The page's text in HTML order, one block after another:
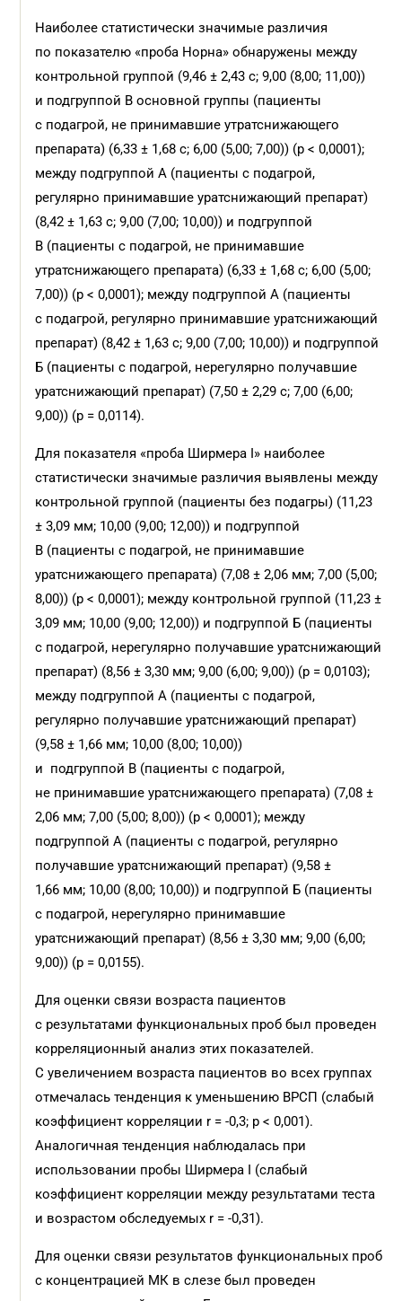
Наиболее статистически значимые различия
по показателю «проба Норна» обнаружены между
контрольной группой (9,46 ± 2,43 с; 9,00 (8,00; 11,00))
и подгруппой В основной группы (пациенты
с подагрой, не принимавшие утратснижающего
препарата) (6,33 ± 1,68 с; 6,00 (5,00; 7,00)) (p < 0,0001);
между подгруппой А (пациенты с подагрой,
регулярно принимавшие уратснижающий препарат)
(8,42 ± 1,63 с; 9,00 (7,00; 10,00)) и подгруппой
В (пациенты с подагрой, не принимавшие
утратснижающего препарата) (6,33 ± 1,68 с; 6,00 (5,00;
7,00)) (p < 0,0001); между подгруппой А (пациенты
с подагрой, регулярно принимавшие уратснижающий
препарат) (8,42 ± 1,63 с; 9,00 (7,00; 10,00)) и подгруппой
Б (пациенты с подагрой, нерегулярно получавшие
уратснижающий препарат) (7,50 ± 2,29 с; 7,00 (6,00;
9,00)) (р = 0,0114).
Для показателя «проба Ширмера I» наиболее
статистически значимые различия выявлены между
контрольной группой (пациенты без подагры) (11,23
± 3,09 мм; 10,00 (9,00; 12,00)) и подгруппой
В (пациенты с подагрой, не принимавшие
уратснижающего препарата) (7,08 ± 2,06 мм; 7,00 (5,00;
8,00)) (p < 0,0001); между контрольной группой (11,23 ±
3,09 мм; 10,00 (9,00; 12,00)) и подгруппой Б (пациенты
с подагрой, нерегулярно получавшие уратснижающий
препарат) (8,56 ± 3,30 мм; 9,00 (6,00; 9,00)) (р = 0,0103);
между подгруппой А (пациенты с подагрой,
регулярно получавшие уратснижающий препарат)
(9,58 ± 1,66 мм; 10,00 (8,00; 10,00))
и подгруппой В (пациенты с подагрой,
не принимавшие уратснижающего препарата) (7,08 ±
2,06 мм; 7,00 (5,00; 8,00)) (p < 0,0001); между
подгруппой А (пациенты с подагрой, регулярно
получавшие уратснижающий препарат) (9,58 ±
1,66 мм; 10,00 (8,00; 10,00)) и подгруппой Б (пациенты
с подагрой, нерегулярно принимавшие
уратснижающий препарат) (8,56 ± 3,30 мм; 9,00 (6,00;
9,00)) (р = 0,0155).
Для оценки связи возраста пациентов
с результатами функциональных проб был проведен
корреляционный анализ этих показателей.
С увеличением возраста пациентов во всех группах
отмечалась тенденция к уменьшению ВРСП (слабый
коэффициент корреляции r = -0,3; p < 0,001).
Аналогичная тенденция наблюдалась при
использовании пробы Ширмера I (слабый
коэффициент корреляции между результатами теста
и возрастом обследуемых r = -0,31).
Для оценки связи результатов функциональных проб
с концентрацией МК в слезе был проведен